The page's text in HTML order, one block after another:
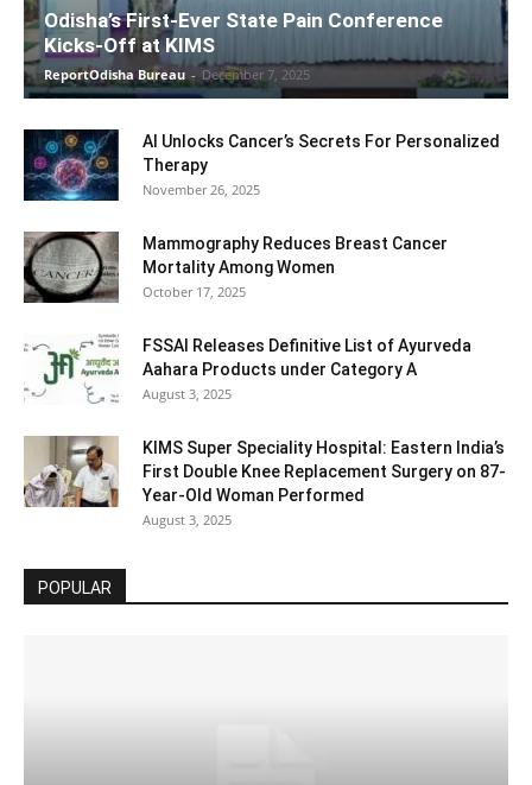
Odisha’s First-Ever State Pain Conference
Kicks-Off at KIMS
ReportOdisha Bureau - December 7, 2025
AI Unlocks Cancer’s Secrets For Personalized
Therapy
November 26, 2025
Mammography Reduces Breast Cancer
Mortality Among Women
October 17, 2025
FSSAI Releases Definitive List of Ayurveda
Aahara Products under Category A
August 3, 2025
KIMS Super Speciality Hospital: Eastern India’s
First Double Knee Replacement Surgery on 87-
Year-Old Woman Performed
August 3, 2025
POPULAR